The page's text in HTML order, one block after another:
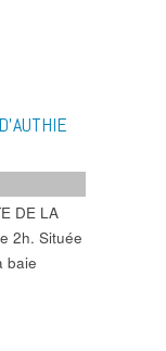
DE LA
2h. Située
baie